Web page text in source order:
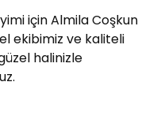
için Almila Coşkun
ekibimiz ve kaliteli
halinizle